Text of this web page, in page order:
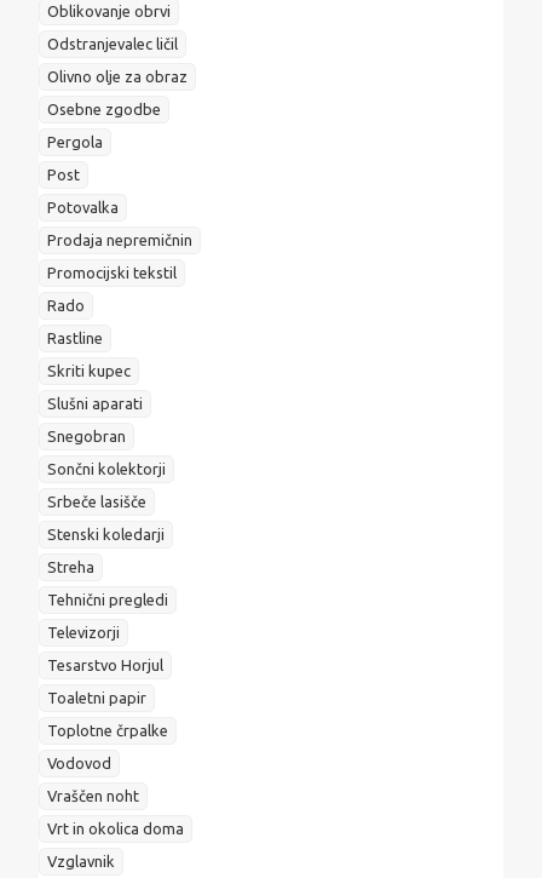
Oblikovanje obrvi
Odstranjevalec ličil
Olivno olje za obraz
Osebne zgodbe
Pergola
Post
Potovalka
Prodaja nepremičnin
Promocijski tekstil
Rado
Rastline
Skriti kupec
Slušni aparati
Snegobran
Sončni kolektorji
Srbeče lasišče
Stenski koledarji
Streha
Tehnični pregledi
Televizorji
Tesarstvo Horjul
Toaletni papir
Toplotne črpalke
Vodovod
Vraščen noht
Vrt in okolica doma
Vzglavnik